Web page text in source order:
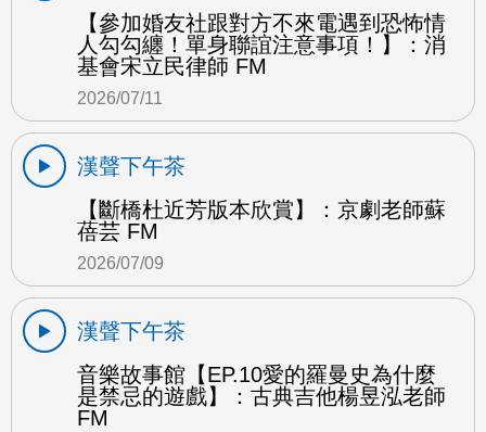
【參加婚友社跟對方不來電遇到恐怖情
人勾勾纏！單身聯誼注意事項！】：消
基會宋立民律師 FM
2026/07/11
漢聲下午茶
【斷橋杜近芳版本欣賞】：京劇老師蘇
蓓芸 FM
2026/07/09
漢聲下午茶
音樂故事館【EP.10愛的羅曼史為什麼
是禁忌的遊戲】：古典吉他楊昱泓老師
FM